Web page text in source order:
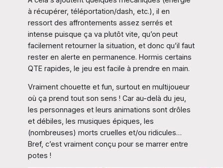
à récupérer, téléportation/dash, etc.), il en
ressort des affrontements assez serrés et
intense puisque ça va plutôt vite, qu’on peut
facilement retourner la situation, et donc qu’il faut
rester en alerte en permanence. Hormis certains
QTE rapides, le jeu est facile à prendre en main.
Vraiment chouette et fun, surtout en multijoueur
où ça prend tout son sens ! Car au-delà du jeu,
les personnages et leurs animations sont drôles
et débiles, les musiques épiques, les
(nombreuses) morts cruelles et/ou ridicules…
Bref, c’est vraiment conçu pour se marrer entre
potes !